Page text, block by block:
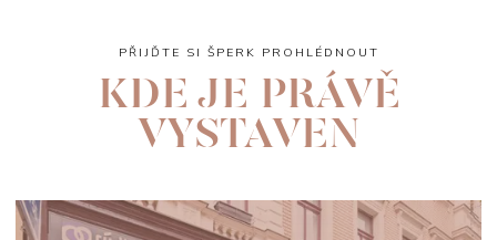
PŘIJĎTE SI ŠPERK PROHLÉDNOUT
KDE JE PRÁVĚ
VYSTAVEN